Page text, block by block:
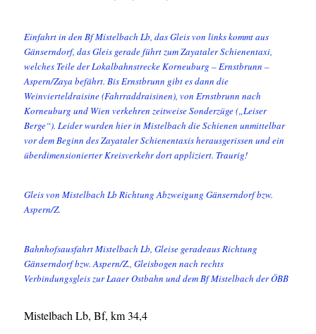
Einfahrt in den Bf Mistelbach Lb, das Gleis von links kommt aus
Gänserndorf, das Gleis gerade führt zum Zayataler Schienentaxi,
welches Teile der Lokalbahnstrecke Korneuburg – Ernstbrunn –
Aspern/Zaya befährt. Bis Ernstbrunn gibt es dann die
Weinvierteldraisine (Fahrraddraisinen), von Ernstbrunn nach
Korneuburg und Wien verkehren zeitweise Sonderzüge („Leiser
Berge“). Leider wurden hier in Mistelbach die Schienen unmittelbar
vor dem Beginn des Zayataler Schienentaxis herausgerissen und ein
überdimensionierter Kreisverkehr dort appliziert. Traurig!
Gleis von Mistelbach Lb Richtung Abzweigung Gänserndorf bzw.
Aspern/Z.
Bahnhofsausfahrt Mistelbach Lb, Gleise geradeaus Richtung
Gänserndorf bzw. Aspern/Z., Gleisbogen nach rechts
Verbindungsgleis zur Laaer Ostbahn und dem Bf Mistelbach der ÖBB
Mistelbach Lb, Bf, km 34,4